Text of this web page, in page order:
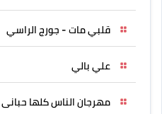
قلبي مات - جورج الراسي
علي بالي
مهرجان الناس كلها حبانى